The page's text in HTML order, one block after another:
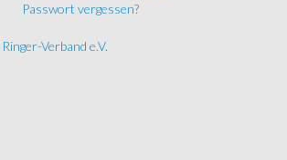
Passwort vergessen?